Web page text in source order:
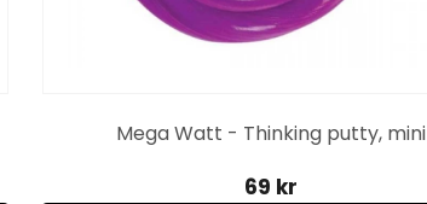
Mega Watt - Thinking putty, mini
69 kr